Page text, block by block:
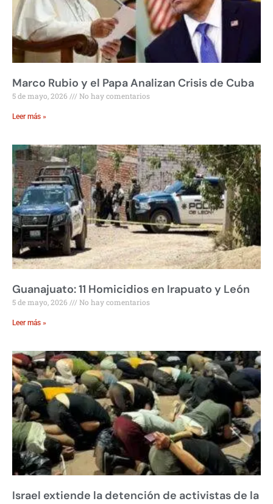
Marco Rubio y el Papa Analizan Crisis de Cuba
5 de mayo, 2026 No hay comentarios
Leer más »
Guanajuato: 11 Homicidios en Irapuato y León
5 de mayo, 2026 No hay comentarios
Leer más »
Israel extiende la detención de activistas de la